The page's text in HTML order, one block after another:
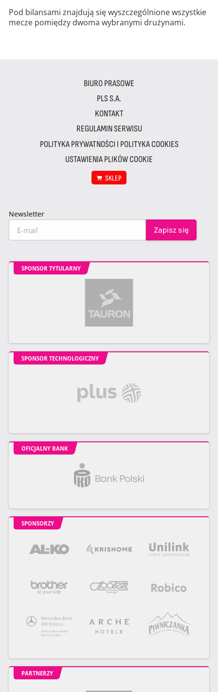
Pod bilansami znajdują się wyszczególnione wszystkie
mecze pomiędzy dwoma wybranymi drużynami.
BIURO PRASOWE
PLS S.A.
KONTAKT
REGULAMIN SERWISU
POLITYKA PRYWATNOŚCI I POLITYKA COOKIES
USTAWIENIA PLIKÓW COOKIE
SKLEP
Newsletter
SPONSOR TYTULARNY
SPONSOR TECHNOLOGICZNY
OFICJALNY BANK
SPONSORZY
PARTNERZY